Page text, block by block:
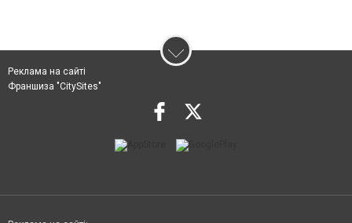
Реклама на сайті
Франшиза "CitySites"